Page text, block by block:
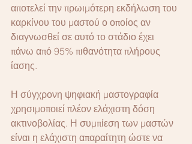
αποτελεί την πρωιμότερη εκδήλωση του
καρκίνου του μαστού ο οποίος αν
διαγνωσθεί σε αυτό το στάδιο έχει
πάνω από 95% πιθανότητα πλήρους
ίασης.
Η σύγχρονη ψηφιακή μαστογραφία
χρησιμοποιεί πλέον ελάχιστη δόση
ακτινοβολίας. Η συμπίεση των μαστών
είναι η ελάχιστη απαραίτητη ώστε να